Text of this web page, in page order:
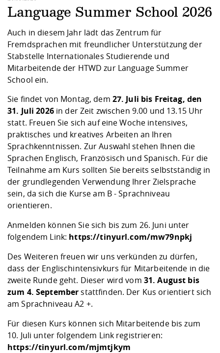
Checkliste zum
Digitales Lernen
Fremdsprachen
Jobs, Praktika,
Lebenslagen
Angebote der
Arbeit
Career Service
Lehren,
Weiterbilden im
Internationale
Gründung und
Klimaschutz &
Förderverein
Informatik/
Landbau/
Maschinenbau
Angebote für Unternehmen
Kontakt und Anfahrt
Qualitätssicherung
Language Summer School 2026
Auch in diesem Jahr lädt das Zentrum für
Fremdsprachen mit freundlicher Unterstützung der
Stabstelle Internationales Studierende und
Mitarbeitende der HTWD zur Language Summer
School ein.
Sie findet von Montag, dem 27. Juli bis Freitag, den
31. Juli 2026in der Zeit zwischen 9.00 und 13.15 Uhr
statt. Freuen Sie sich auf eine Woche intensives,
praktisches und kreatives Arbeiten an Ihren
Sprachkenntnissen. Zur Auswahl stehen Ihnen die
Sprachen Englisch, Französisch und Spanisch. Für die
Teilnahme am Kurs sollten Sie bereits selbstständig in
der grundlegenden Verwendung Ihrer Zielsprache
sein, da sich die Kurse am B - Sprachniveau
orientieren.
Anmelden können Sie sich bis zum 26. Juni unter
folgendem Link: https://tinyurl.com/mw79npkj
Des Weiteren freuen wir uns verkünden zu dürfen,
dass der Englischintensivkurs für Mitarbeitende in die
zweite Runde geht. Dieser wird vom 31. August bis
zum 4. Septemberstattfinden. Der Kus orientiert sich
am Sprachniveau A2 +.
Für diesen Kurs können sich Mitarbeitende bis zum
10. Juli unter folgendem Link registrieren:
https://tinyurl.com/mjmtjkym